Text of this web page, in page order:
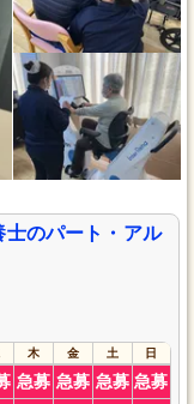
士のパート・アル
木 金 土 日
急募 急募 急募 急募